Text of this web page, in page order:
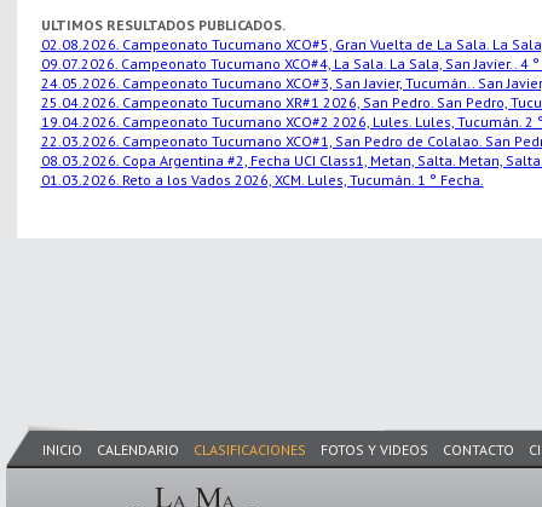
ULTIMOS RESULTADOS PUBLICADOS.
02.08.2026. Campeonato Tucumano XCO#5, Gran Vuelta de La Sala. La
09.07.2026. Campeonato Tucumano XCO#4, La Sala. La Sala, San Javier.. 4
24.05.2026. Campeonato Tucumano XCO#3, San Javier, Tucumán.. San
25.04.2026. Campeonato Tucumano XR#1 2026, San Pedro. San Pedro,
19.04.2026. Campeonato Tucumano XCO#2 2026, Lules. Lules, Tucumán. 2
22.03.2026. Campeonato Tucumano XCO#1, San Pedro de Colalao. San
08.03.2026. Copa Argentina #2, Fecha UCI Class1, Metan, Salta. Metan,
01.03.2026. Reto a los Vados 2026, XCM. Lules, Tucumán. 1 ° Fecha.
INICIO CALENDARIO CLASIFICACIONES FOTOS Y VIDEOS CONTACTO